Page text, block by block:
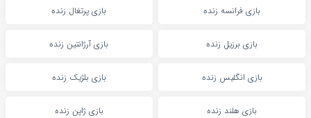
بازی فرانسه زنده بازی پرتغال زنده
بازی برزیل زنده بازی آرژانتین زنده
بازی انگلیس زنده بازی بلژیک زنده
بازی هلند زنده بازی ژاپن زنده